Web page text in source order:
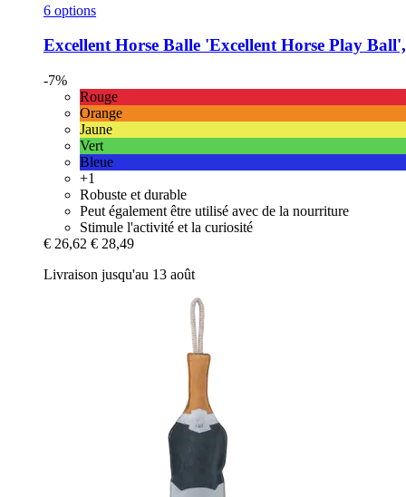
6 options
Excellent Horse Balle 'Excellent Horse Play
-7%
Rouge
Orange
Jaune
Vert
Bleue
+1
Robuste et durable
Peut également être utilisé avec de la nourriture
Stimule l'activité et la curiosité
€ 26,62 € 28,49
Livraison jusqu'au 13 août